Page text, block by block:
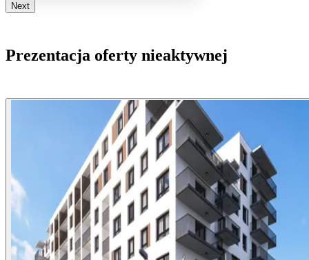
Next
Prezentacja oferty nieaktywnej